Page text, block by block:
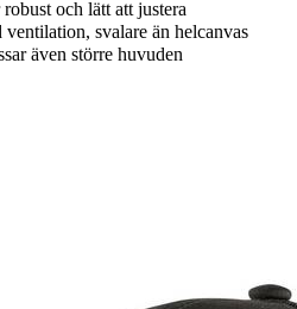
och lätt att justera
svalare än helcanvas
även större huvuden